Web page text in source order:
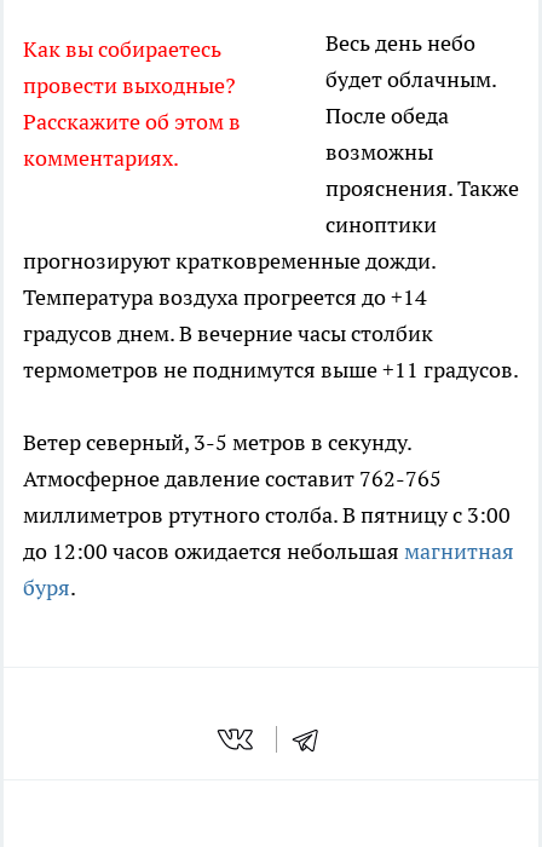
Как вы собираетесь
провести выходные?
Расскажите об этом в
комментариях.
Весь день небо
будет облачным.
После обеда
возможны
прояснения. Также
синоптики
прогнозируют кратковременные дожди.
Температура воздуха прогреется до +14
градусов днем. В вечерние часы столбик
термометров не поднимутся выше +11 градусов.
Ветер северный, 3-5 метров в секунду.
Атмосферное давление составит 762-765
миллиметров ртутного столба. В пятницу с 3:00
до 12:00 часов ожидается небольшая магнитная
буря.